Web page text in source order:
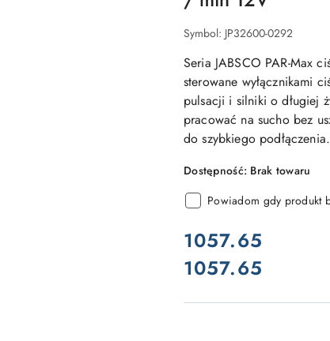
Symbol: JP32600-0292
Seria JABSCO PAR-Max
sterowane wyłącznikami
pulsacji i silniki o długiej
pracować na sucho bez
do szybkiego podłączenia.
Dostępność: Brak towaru
Powiadom gdy produkt
cena:
1057.65
Cena:
1057.65